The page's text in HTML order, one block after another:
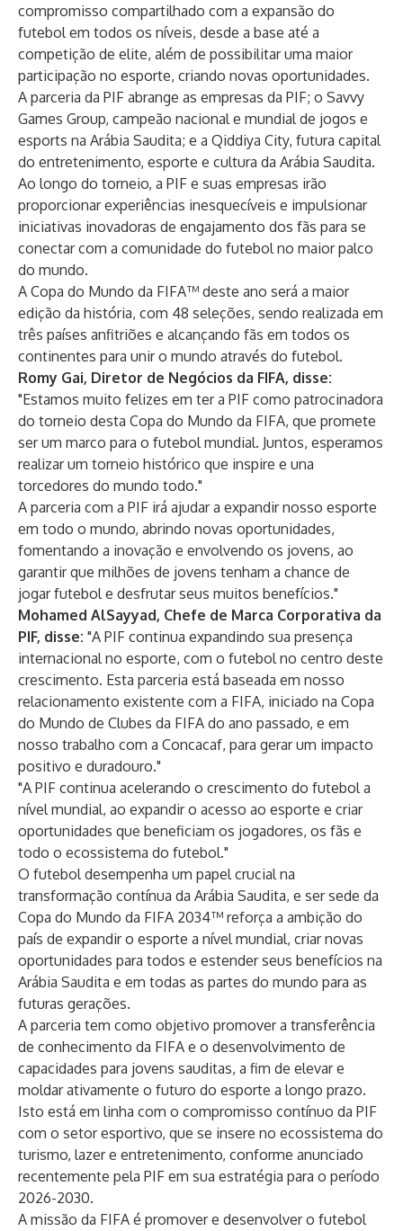
compromisso compartilhado com a expansão do
futebol em todos os níveis, desde a base até a
competição de elite, além de possibilitar uma maior
participação no esporte, criando novas oportunidades.
A parceria da PIF abrange as empresas da PIF; o Savvy
Games Group, campeão nacional e mundial de jogos e
esports na Arábia Saudita; e a Qiddiya City, futura capital
do entretenimento, esporte e cultura da Arábia Saudita.
Ao longo do torneio, a PIF e suas empresas irão
proporcionar experiências inesquecíveis e impulsionar
iniciativas inovadoras de engajamento dos fãs para se
conectar com a comunidade do futebol no maior palco
do mundo.
A Copa do Mundo da FIFA™ deste ano será a maior
edição da história, com 48 seleções, sendo realizada em
três países anfitriões e alcançando fãs em todos os
continentes para unir o mundo através do futebol.
Romy Gai, Diretor de Negócios da FIFA, disse:
"Estamos muito felizes em ter a PIF como patrocinadora
do torneio desta Copa do Mundo da FIFA, que promete
ser um marco para o futebol mundial. Juntos, esperamos
realizar um torneio histórico que inspire e una
torcedores do mundo todo."
A parceria com a PIF irá ajudar a expandir nosso esporte
em todo o mundo, abrindo novas oportunidades,
fomentando a inovação e envolvendo os jovens, ao
garantir que milhões de jovens tenham a chance de
jogar futebol e desfrutar seus muitos benefícios."
Mohamed AlSayyad, Chefe de Marca Corporativa da
PIF, disse: "A PIF continua expandindo sua presença
internacional no esporte, com o futebol no centro deste
crescimento. Esta parceria está baseada em nosso
relacionamento existente com a FIFA, iniciado na Copa
do Mundo de Clubes da FIFA do ano passado, e em
nosso trabalho com a Concacaf, para gerar um impacto
positivo e duradouro."
"A PIF continua acelerando o crescimento do futebol a
nível mundial, ao expandir o acesso ao esporte e criar
oportunidades que beneficiam os jogadores, os fãs e
todo o ecossistema do futebol."
O futebol desempenha um papel crucial na
transformação contínua da Arábia Saudita, e ser sede da
Copa do Mundo da FIFA 2034™ reforça a ambição do
país de expandir o esporte a nível mundial, criar novas
oportunidades para todos e estender seus benefícios na
Arábia Saudita e em todas as partes do mundo para as
futuras gerações.
A parceria tem como objetivo promover a transferência
de conhecimento da FIFA e o desenvolvimento de
capacidades para jovens sauditas, a fim de elevar e
moldar ativamente o futuro do esporte a longo prazo.
Isto está em linha com o compromisso contínuo da PIF
com o setor esportivo, que se insere no ecossistema do
turismo, lazer e entretenimento, conforme anunciado
recentemente pela PIF em sua estratégia para o período
2026-2030.
A missão da FIFA é promover e desenvolver o futebol